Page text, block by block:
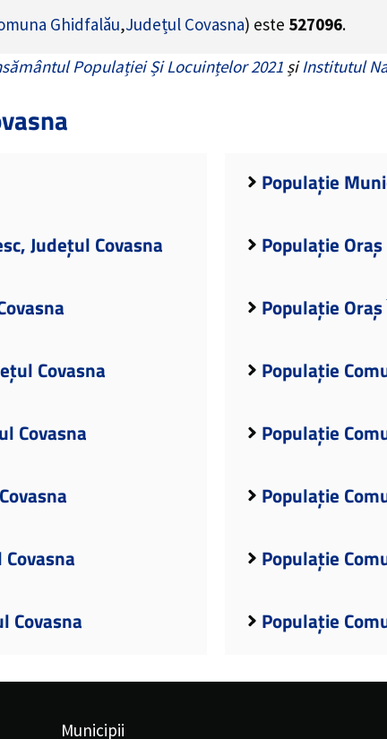
Ghidfalău,Județul Covasna) este 527096.
Populației Și Locuințelor 2021 șiInstitutul
Populație
Județul Covasna Populație
Populație
Covasna Populație
Covasna Populație
Populație
Populație
Covasna Populație
Municipii